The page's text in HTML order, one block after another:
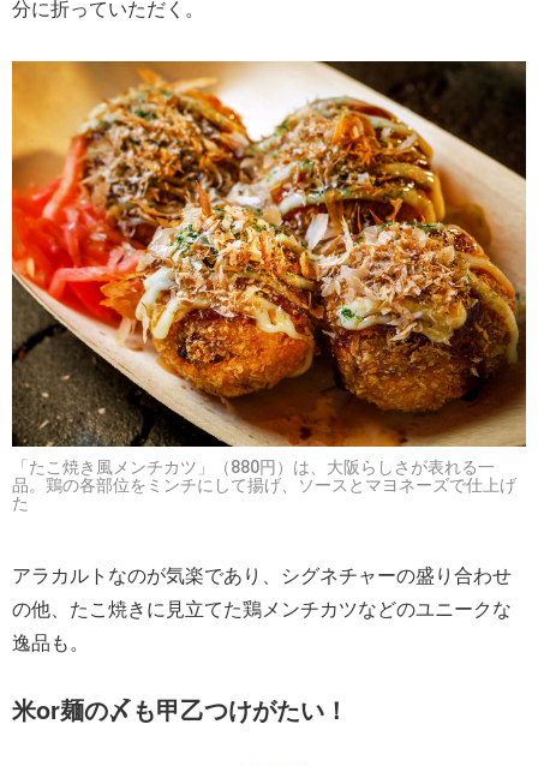
分に折っていただく。
「たこ焼き風メンチカツ」（880円）は、大阪らしさが表れる一
品。鶏の各部位をミンチにして揚げ、ソースとマヨネーズで仕上げ
た
アラカルトなのが気楽であり、シグネチャーの盛り合わせ
の他、たこ焼きに見立てた鶏メンチカツなどのユニークな
逸品も。
米or麺の〆も甲乙つけがたい！